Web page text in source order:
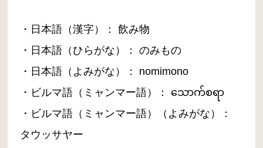
・日本語（漢字）： 飲み物
・日本語（ひらがな）： のみもの
・日本語（よみがな）： nomimono
・ビルマ語（ミャンマー語）： သောက်စရာ
・ビルマ語（ミャンマー語）（よみがな）：
タウッサヤー